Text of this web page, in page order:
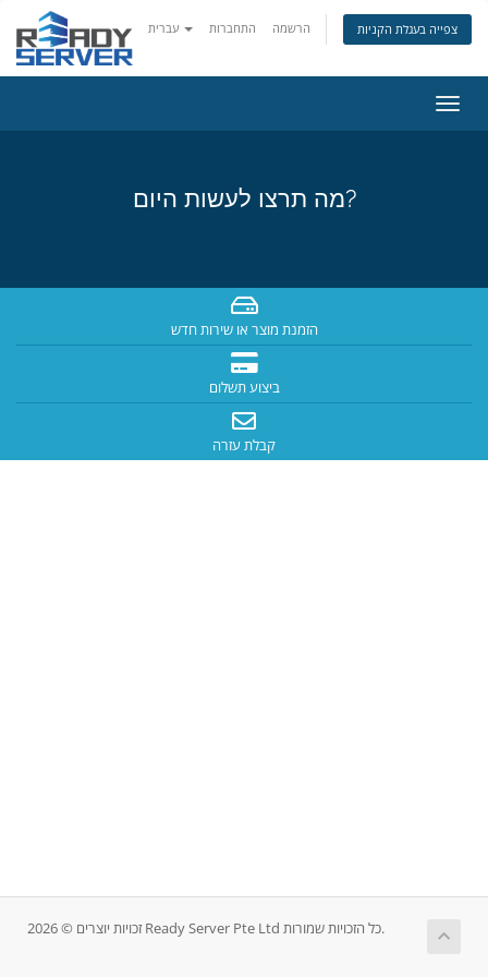
התחברות הרשמה צפייה בעגלת הקניות
ניווט
מה תרצו לעשות היום?
הזמנת מוצר או שירות חדש
ביצוע תשלום
קבלת עזרה
זכויות יוצרים © 2026 Ready Server Pte Ltd כל הזכויות שמורות.